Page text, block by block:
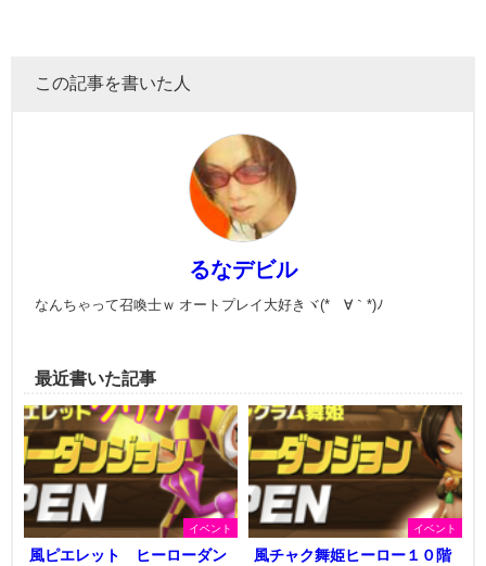
この記事を書いた人
るなデビル
なんちゃって召喚士ｗ オートプレイ大好きヾ(*´∀｀*)ﾉ
最近書いた記事
イベント
風ピエレット ヒーローダン
イベント
風チャク舞姫ヒーロー１０階